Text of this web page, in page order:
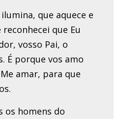
que aquece e
que Eu
vosso Pai, o
É porque vos amo
amar, para que
os homens do